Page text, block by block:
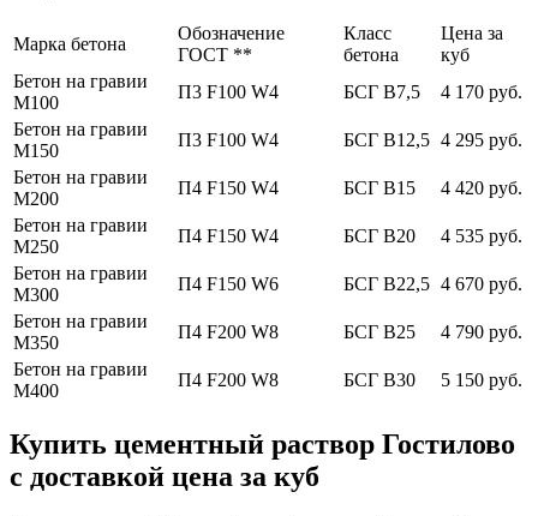
Марка бетона
Обозначение
ГОСТ **
Класс
бетона
Цена за
куб
Бетон на гравии
М100
П3 F100 W4 БСГ В7,5
4 170 руб.
Бетон на гравии
М150
П3 F100 W4 БСГ В12,5 4 295 руб.
Бетон на гравии
М200
П4 F150 W4 БСГ В15
4 420 руб.
Бетон на гравии
М250
П4 F150 W4 БСГ В20
4 535 руб.
Бетон на гравии
М300
П4 F150 W6 БСГ В22,5 4 670 руб.
Бетон на гравии
М350
П4 F200 W8 БСГ В25
4 790 руб.
Бетон на гравии
М400
П4 F200 W8 БСГ В30 5 150 руб.
Купить цементный раствор Гостилово
с доставкой цена за куб